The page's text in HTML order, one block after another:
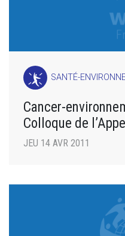
SANTÉ-
Cancer-
Colloque de
JEU 14 AVR 2011